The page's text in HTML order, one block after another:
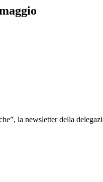
la newsletter della